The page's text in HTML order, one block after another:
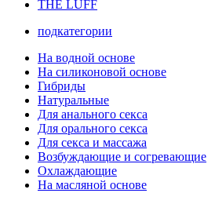
THE LUFF
подкатегории
На водной основе
На силиконовой основе
Гибриды
Натуральные
Для анального секса
Для орального секса
Для секса и массажа
Возбуждающие и согревающие
Охлаждающие
На масляной основе